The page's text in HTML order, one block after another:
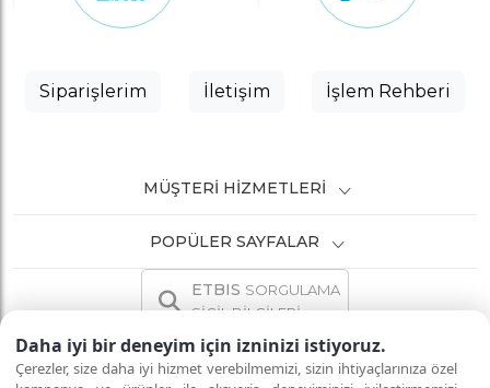
Daha iyi bir deneyim için izninizi istiyoruz.
Çerezler, size daha iyi hizmet verebilmemizi, sizin ihtiyaçlarınıza özel
Siparişlerim İletişim İşlem Rehberi
MÜŞTERI HIZMETLERI
POPÜLER SAYFALAR
ETBIS SORGULAMA
SİCİL BİLGİLERİ